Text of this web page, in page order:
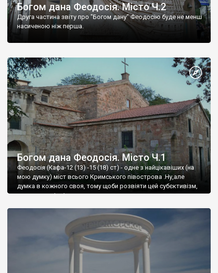
Богом дана Феодосія. Місто Ч.2
Друга частина звіту про "Богом дану" Феодосію буде не менш
насиченою ніж перша.
Богом дана Феодосія. Місто Ч.1
Феодосія (Кафа-12 (13) -15 (18) ст) - одне з найцікавіших (на
мою думку) міст всього Кримського півострова .Ну,але
думка в кожного своя, тому щоби розвіяти цей субєктивізм,
запрошую відвідати це